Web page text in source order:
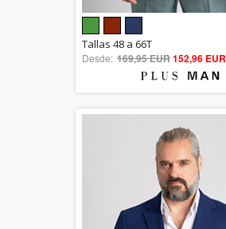
5.00
out of 5
Tallas 48 a 66T
Desde: 169,95 EUR152,96 EUR